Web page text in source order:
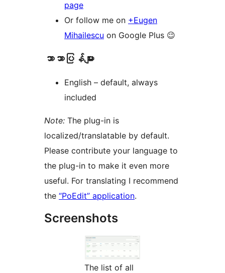
page
Or follow me on +Eugen
Mihailescu on Google Plus 😉
ဘာသာပြန်များ
English – default, always
included
Note: The plug-in is
localized/translatable by default.
Please contribute your language to
the plug-in to make it even more
useful. For translating I recommend
the “PoEdit” application.
Screenshots
The list of all